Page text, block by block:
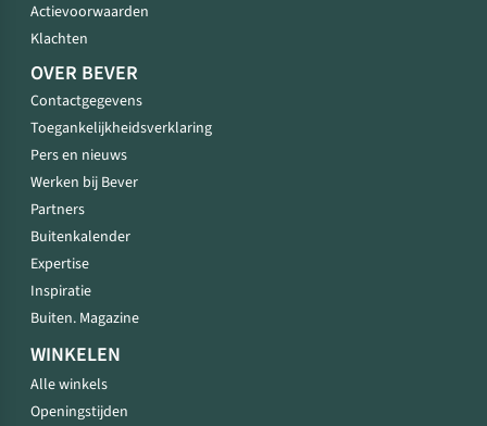
Actievoorwaarden
Klachten
OVER BEVER
Contactgegevens
Toegankelijkheidsverklaring
Pers en nieuws
Werken bij Bever
Partners
Buitenkalender
Expertise
Inspiratie
Buiten. Magazine
WINKELEN
Alle winkels
Openingstijden